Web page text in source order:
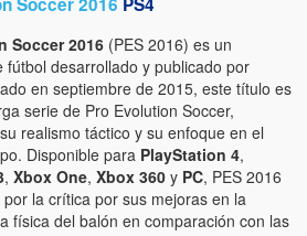
Soccer 2016 (PES 2016) es un
fútbol desarrollado y publicado por
en septiembre de 2015, este título es
serie de Pro Evolution Soccer,
realismo táctico y su enfoque en el
Disponible para PlayStation 4,
, Xbox One, Xbox 360 y PC, PES 2016
la crítica por sus mejoras en la
física del balón en comparación con las